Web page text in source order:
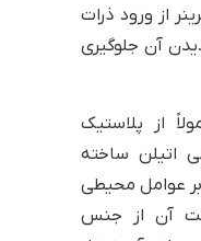
از ورود ذرات
آن جلوگیری
از پلاستیک
اتیلن ساخته
عوامل محیطی
آن از جنس